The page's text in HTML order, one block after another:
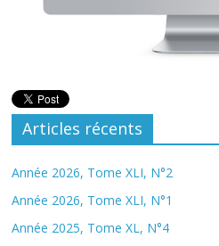
Articles récents
Année 2026, Tome XLI, N°2
Année 2026, Tome XLI, N°1
Année 2025, Tome XL, N°4